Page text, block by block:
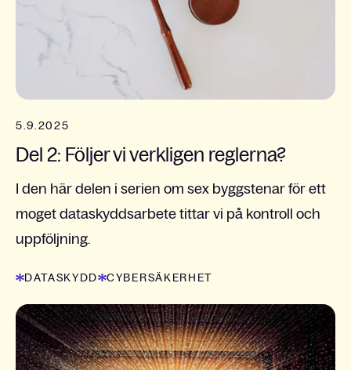
5.9.2025
Del 2: Följer vi verkligen reglerna?
I den här delen i serien om sex byggstenar för ett
moget dataskyddsarbete tittar vi på kontroll och
uppföljning.
DATASKYDD CYBERSÄKERHET